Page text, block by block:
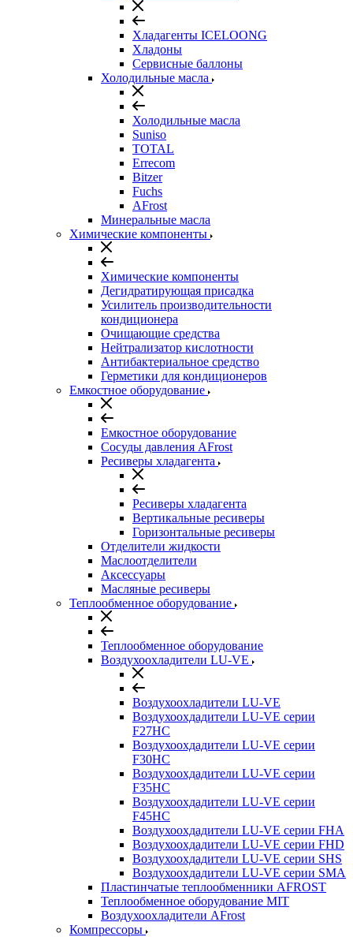
Хладагенты ICELOONG
Хладоны
Сервисные баллоны
Холодильные масла
Холодильные масла
Suniso
TOTAL
Errecom
Bitzer
Fuchs
AFrost
Минеральные масла
Химические компоненты
Химические компоненты
Дегидратирующая присадка
Усилитель производительности
кондиционера
Очищающие средства
Нейтрализатор кислотности
Антибактериальное средство
Герметики для кондиционеров
Емкостное оборудование
Емкостное оборудование
Сосуды давления AFrost
Ресиверы хладагента
Ресиверы хладагента
Вертикальные ресиверы
Горизонтальные ресиверы
Отделители жидкости
Маслоотделители
Аксессуары
Масляные ресиверы
Теплообменное оборудование
Теплообменное оборудование
Воздухоохладители LU-VE
Воздухоохладители LU-VE
Воздухоохдадители LU-VE серии
F27HC
Воздухоохдадители LU-VE серии
F30HC
Воздухоохдадители LU-VE серии
F35HC
Воздухоохдадители LU-VE серии
F45HC
Воздухоохдадители LU-VE серии FHA
Воздухоохдадители LU-VE серии FHD
Воздухоохдадители LU-VE серии SHS
Воздухоохдадители LU-VE серии SMA
Пластинчатые теплообменники AFROST
Теплообменное оборудование MIT
Воздухоохладители AFrost
Компрессоры